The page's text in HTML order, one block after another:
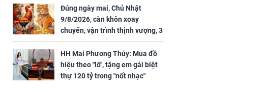
Trong 4 ngày cuối
tháng 6 âm lịch, 3 con
giáp vượng phát Tài
Lộc, Phú Quý trăm bề,
đổi mệnh Phượng
Hoàng, ôm trọn cơ
ngơi đồ sộ
Đúng ngày mai, Chủ Nhật
9/8/2026, càn khôn xoay
chuyển, vận trình thịnh vượng, 3
con giáp nhận phúc khí nhà trời,
tình tiền đỏ như son, vận may
hanh thông
HH Mai Phương Thúy: Mua đồ
hiệu theo "lô", tặng em gái biệt
thự 120 tỷ trong "nốt nhạc"